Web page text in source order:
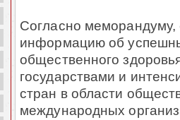
Согласно меморандуму,
информацию об
общественного
государствами и
стран в области
международных